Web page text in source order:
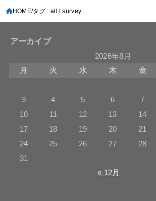
HOME タグ : all I survey
アーカイブ
2026年8月
月
火 水 木 金
3
4 5 6 7
10
11 12 13 14
17
18 19 20 21
24
25 26 27 28
31
« 12月